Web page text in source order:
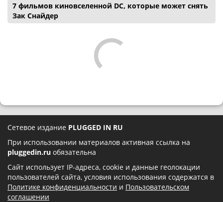
7 фильмов киновселенной DC, которые может снять
Зак Снайдер
Сетевое издание PLUGGED IN RU
При использовании материалов активная ссылка на
pluggedin.ru обязательна
Сайт использует IP-адреса, cookie и данные геолокации
пользователей сайта, условия использования содержатся в
Политике конфиденциальности и Пользовательском
соглашении